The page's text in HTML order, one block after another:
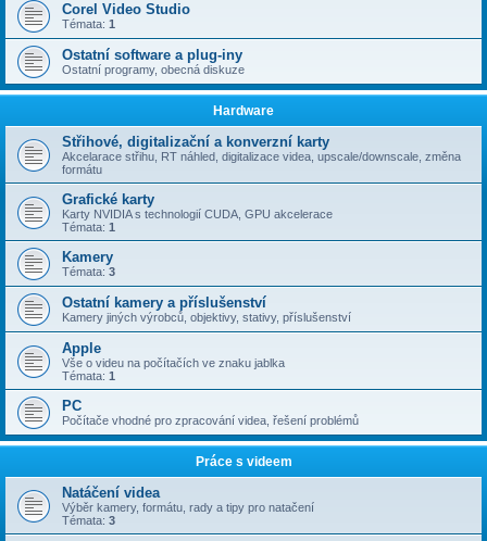
Corel Video Studio
Témata: 1
Ostatní software a plug-iny
Ostatní programy, obecná diskuze
Hardware
Střihové, digitalizační a konverzní karty
Akcelarace střihu, RT náhled, digitalizace videa, upscale/downscale, změna
formátu
Grafické karty
Karty NVIDIA s technologií CUDA, GPU akcelerace
Témata: 1
Kamery
Témata: 3
Ostatní kamery a příslušenství
Kamery jiných výrobců, objektivy, stativy, příslušenství
Apple
Vše o videu na počítačích ve znaku jablka
Témata: 1
PC
Počítače vhodné pro zpracování videa, řešení problémů
Práce s videem
Natáčení videa
Výběr kamery, formátu, rady a tipy pro natačení
Témata: 3